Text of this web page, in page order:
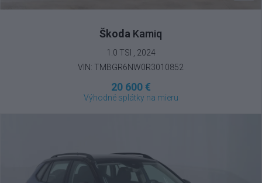
Škoda Kamiq
1.0 TSI , 2024
VIN: TMBGR6NW0R3010852
20 600 €
Výhodné splátky na mieru